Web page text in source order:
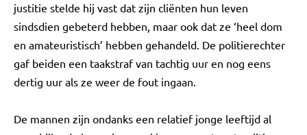
justitie stelde hij vast dat zijn cliënten hun leven
sindsdien gebeterd hebben, maar ook dat ze ‘heel dom
en amateuristisch’ hebben gehandeld. De politierechter
gaf beiden een taakstraf van tachtig uur en nog eens
dertig uur als ze weer de fout ingaan.
De mannen zijn ondanks een relatief jonge leeftijd al